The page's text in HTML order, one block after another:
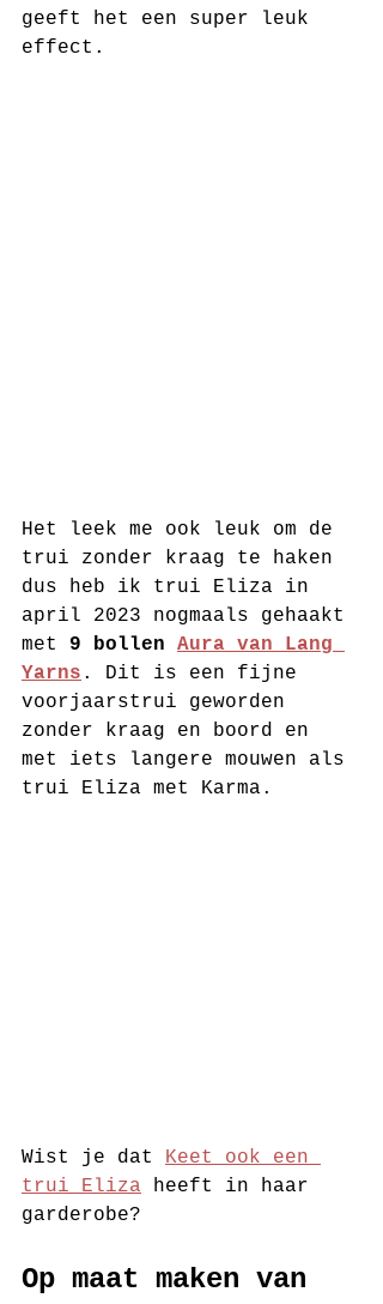
geeft het een super leuk
effect.
Het leek me ook leuk om de
trui zonder kraag te haken
dus heb ik trui Eliza in
april 2023 nogmaals gehaakt
met 9 bollen Aura van Lang
Yarns . Dit is een fijne
voorjaarstrui geworden
zonder kraag en boord en
met iets langere mouwen als
trui Eliza met Karma.
Wist je dat Keet ook een
trui Eliza heeft in haar
garderobe?
Op maat maken van